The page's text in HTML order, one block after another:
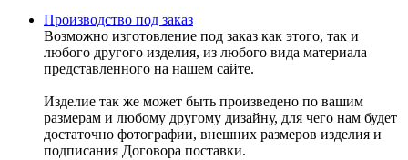
Производство под заказ
Возможно изготовление под заказ как этого, так и
любого другого изделия, из любого вида материала
представленного на нашем сайте.
Изделие так же может быть произведено по вашим
размерам и любому другому дизайну, для чего нам будет
достаточно фотографии, внешних размеров изделия и
подписания Договора поставки.